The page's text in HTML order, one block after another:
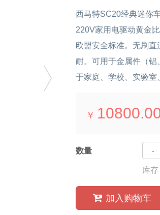
西马特SC20经典迷你
220V家用电驱动黄金
欧盟安全标准。无刷
耐。可用于金属件（铝
于家庭、学校、实验室
￥
数量 -
库存
加入购物车